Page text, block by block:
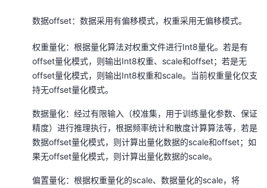
数据offset：数据采用有偏移模式，权重采用无偏移模式。
权重量化：根据量化算法对权重文件进行Int8量化。若是有
offset量化模式，则输出Int8权重、scale和offset；若是无
offset量化模式，则输出Int8权重和scale。当前权重量化仅支
持无offset量化模式。
数据量化：经过有限输入（校准集，用于训练量化参数、保证
精度）进行推理执行，根据频率统计和散度计算算法等，若是
数据offset量化模式，则计算出量化数据的scale和offset；如
果无offset量化模式，则计算出量化数据的scale。
偏置量化：根据权重量化的scale、数据量化的scale，将